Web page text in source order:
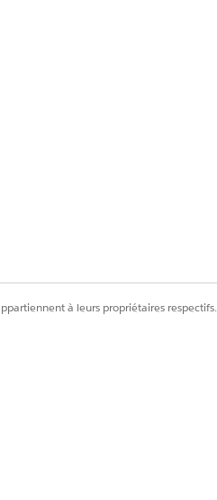
à leurs propriétaires respectifs.